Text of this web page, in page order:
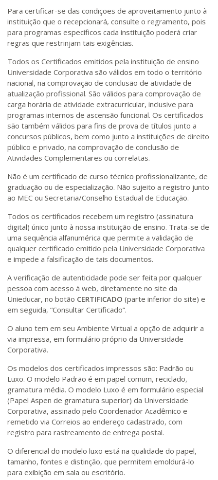
Para certificar-se das condições de aproveitamento junto à
instituição que o recepcionará, consulte o regramento, pois
para programas específicos cada instituição poderá criar
regras que restrinjam tais exigências.
Todos os Certificados emitidos pela instituição de ensino
Universidade Corporativa são válidos em todo o território
nacional, na comprovação de conclusão de atividade de
atualização profissional. São válidos para comprovação de
carga horária de atividade extracurricular, inclusive para
programas internos de ascensão funcional. Os certificados
são também válidos para fins de prova de títulos junto a
concursos públicos, bem como junto a instituições de direito
público e privado, na comprovação de conclusão de
Atividades Complementares ou correlatas.
Não é um certificado de curso técnico profissionalizante, de
graduação ou de especialização. Não sujeito a registro junto
ao MEC ou Secretaria/Conselho Estadual de Educação.
Todos os certificados recebem um registro (assinatura
digital) único junto à nossa instituição de ensino. Trata-se de
uma sequência alfanumérica que permite a validação de
qualquer certificado emitido pela Universidade Corporativa
e impede a falsificação de tais documentos.
A verificação de autenticidade pode ser feita por qualquer
pessoa com acesso à web, diretamente no site da
Unieducar, no botão CERTIFICADO (parte inferior do site) e
em seguida, “Consultar Certificado”.
O aluno tem em seu Ambiente Virtual a opção de adquirir a
via impressa, em formulário próprio da Universidade
Corporativa.
Os modelos dos certificados impressos são: Padrão ou
Luxo. O modelo Padrão é em papel comum, reciclado,
gramatura média. O modelo Luxo é em formulário especial
(Papel Aspen de gramatura superior) da Universidade
Corporativa, assinado pelo Coordenador Acadêmico e
remetido via Correios ao endereço cadastrado, com
registro para rastreamento de entrega postal.
O diferencial do modelo luxo está na qualidade do papel,
tamanho, fontes e distinção, que permitem emoldurá-lo
para exibição em sala ou escritório.